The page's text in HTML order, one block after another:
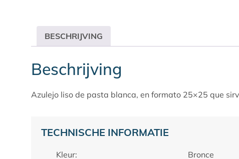
BESCHRIJVING
Beschrijving
Azulejo liso de pasta blanca, en formato 25×25 que
TECHNISCHE INFORMATIE
Kleur:
Bronce